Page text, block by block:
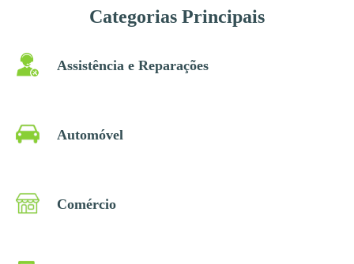
Procurar
Categorias Principais
Assistência e Reparações
Automóvel
Comércio